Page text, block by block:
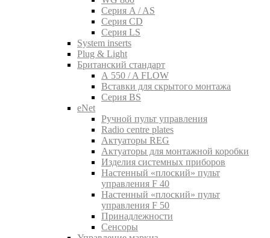
Серия A / AS
Серия CD
Серия LS
System inserts
Plug & Light
Британский стандарт
A 550 / A FLOW
Вставки для скрытого монтажа
Серия BS
eNet
Pучной пульт управления
Radio centre plates
Актуаторы REG
Актуаторы для монтажной коробки
Изделия системных приборов
Настенный «плоский» пульт
управления F 40
Настенный «плоский» пульт
управления F 50
Принадлежности
Сенсоры